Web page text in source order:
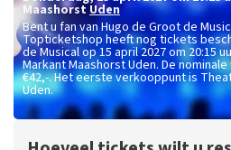
MaashorstUden
Bent u fan van Hugo de Groot de
Topticketshop heeft nog tickets
de Musical op 15 april 2027 om 20:15
Markant Maashorst Uden. De
€42,-. Het eerste verkooppunt is
Uden.